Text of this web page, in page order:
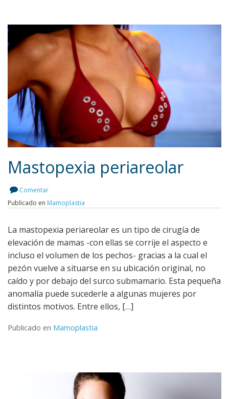
Leer más
Mastopexia periareolar
Comentar
Publicado en Mamoplastia
La mastopexia periareolar es un tipo de cirugía de
elevación de mamas -con ellas se corrije el aspecto e
incluso el volumen de los pechos- gracias a la cual el
pezón vuelve a situarse en su ubicación original, no
caído y por debajo del surco submamario. Esta pequeña
anomalía puede sucederle a algunas mujeres por
distintos motivos. Entre ellos, […]
Publicado en Mamoplastia